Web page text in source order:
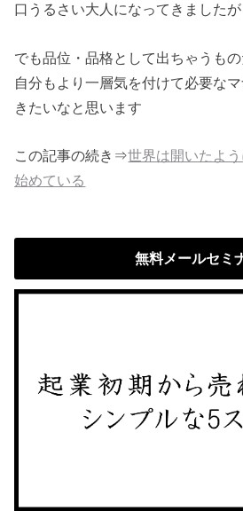
口うるさい大人になってきました
でも品位・品格として出ちゃうも
自分もより一層気を付けて必要な
きたいなと思います
この記事の続き⇒世界は開いたよ
始めている
無料メールセミ